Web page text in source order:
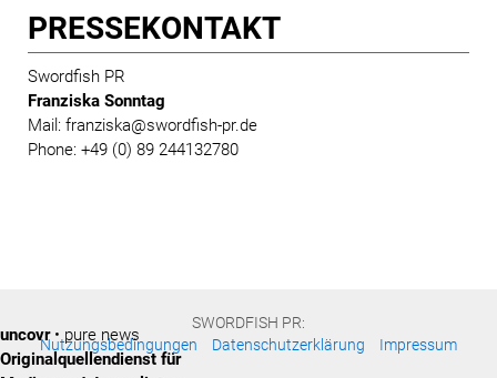
PRESSE­KONTAKT
Swordfish PR
Franziska Sonntag
Mail: franziska@swordfish-pr.de
Phone: +49 (0) 89 244132780
SWORDFISH PR:
Nutzungsbedingungen
Datenschutzerklärung Impressum
uncovr• pure news
Originalquellendienst für